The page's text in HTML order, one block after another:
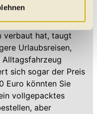
Es werden nur
Einverständnis
eine
alle
stehen. Sie
in unserer
viel
Camping-
verbaut hat, taugt
Urlaubsreisen,
sich sogar der Preis
Euro könnten Sie
vollgepacktes
aber